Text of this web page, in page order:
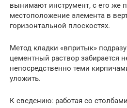
вынимают инструмент, с его же
местоположение элемента в
горизонтальной плоскостях.
Метод кладки «впритык»
цементный раствор забирается
непосредственно теми
уложить.
К сведению: работая со